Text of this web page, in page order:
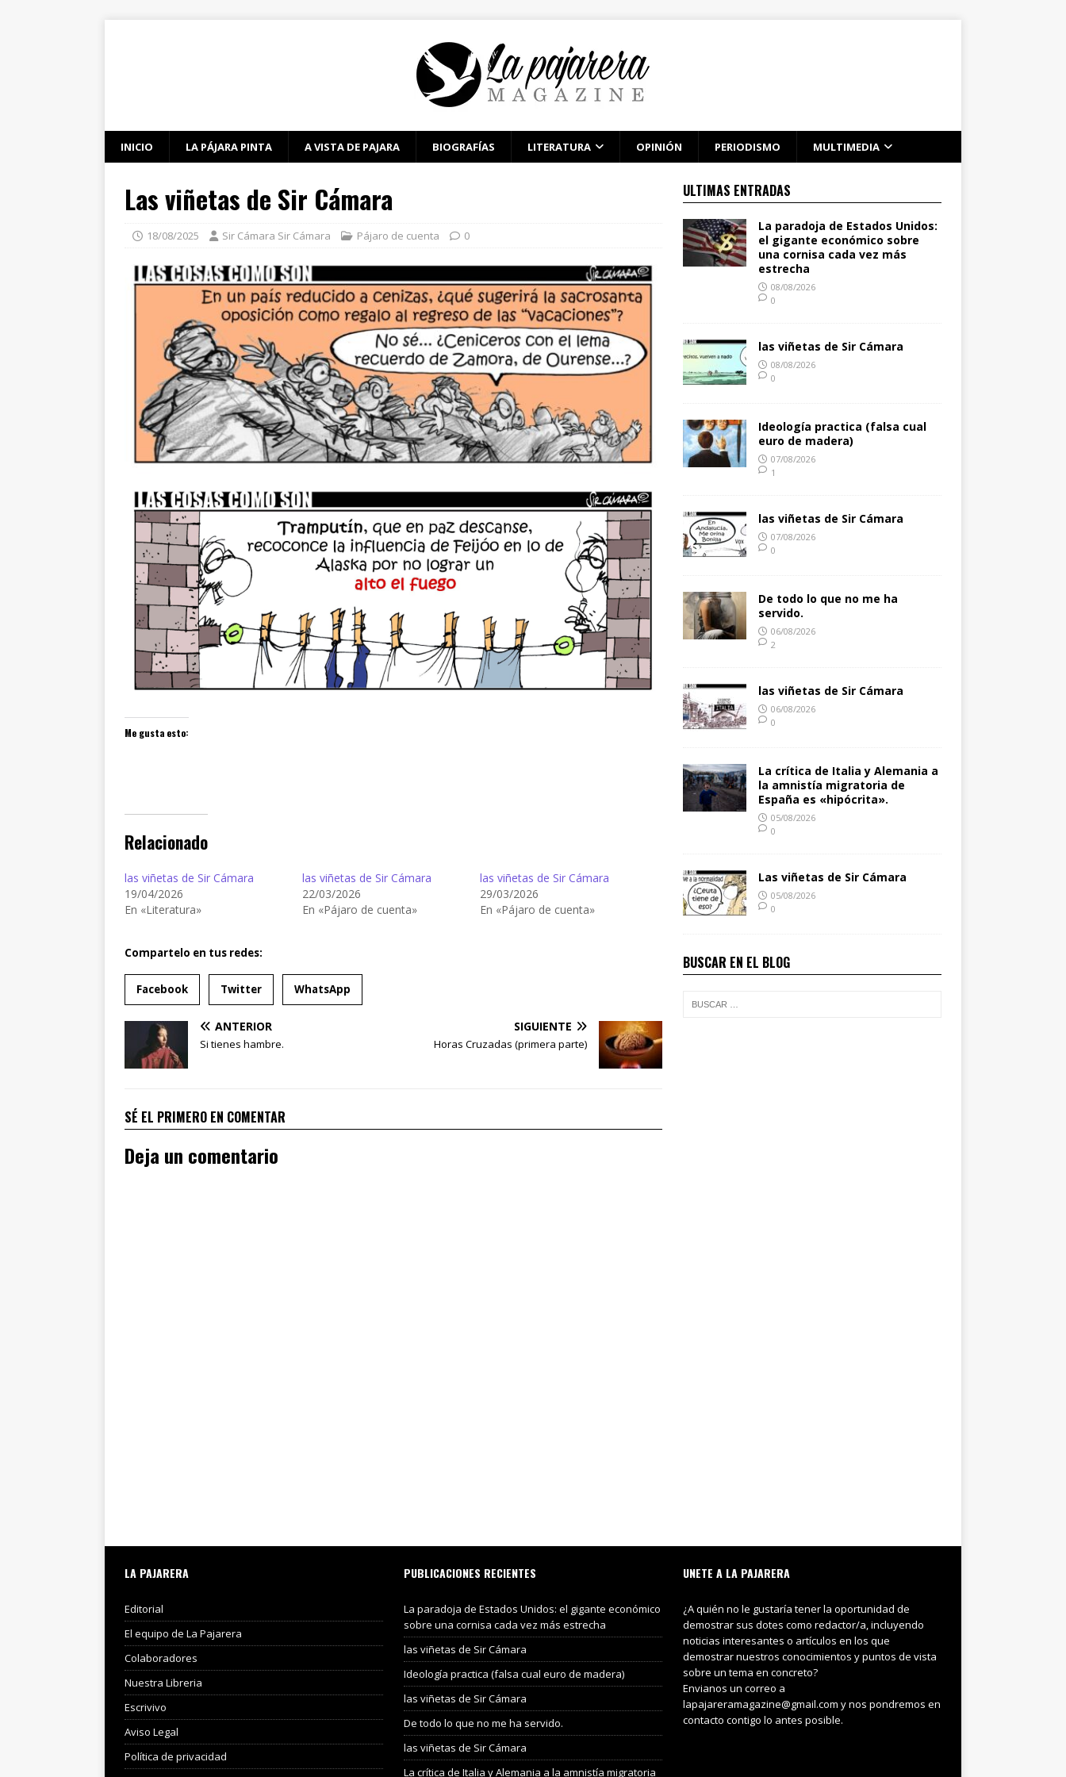
INICIO LA PÁJARA PINTA A VISTA DE PAJARA BIOGRAFÍAS LITERATURA OPINIÓN PERIODISMO MULTIMEDIA
Las viñetas de Sir Cámara
18/08/2025 Sir Cámara Sir Cámara Pájaro de cuenta 0
Me gusta esto:
Relacionado
las viñetas de Sir Cámara
19/04/2026
En «Literatura»
las viñetas de Sir Cámara
22/03/2026
En «Pájaro de cuenta»
las viñetas de Sir Cámara
29/03/2026
En «Pájaro de cuenta»
Compartelo en tus redes:
Facebook Twitter WhatsApp
ANTERIOR
Si tienes hambre.
SIGUIENTE
Horas Cruzadas (primera parte)
SÉ EL PRIMERO EN COMENTAR
Deja un comentario
ULTIMAS ENTRADAS
La paradoja de Estados Unidos:
el gigante económico sobre
una cornisa cada vez más
estrecha
08/08/2026
0
las viñetas de Sir Cámara
08/08/2026
0
Ideología practica (falsa cual
euro de madera)
07/08/2026
1
las viñetas de Sir Cámara
07/08/2026
0
De todo lo que no me ha
servido.
06/08/2026
2
las viñetas de Sir Cámara
06/08/2026
0
La crítica de Italia y Alemania a
la amnistía migratoria de
España es «hipócrita».
05/08/2026
0
Las viñetas de Sir Cámara
05/08/2026
0
BUSCAR EN EL BLOG
LA PAJARERA
Editorial
El equipo de La Pajarera
Colaboradores
Nuestra Libreria
Escrivivo
Aviso Legal
Política de privacidad
PUBLICACIONES RECIENTES
La paradoja de Estados Unidos: el gigante económico
sobre una cornisa cada vez más estrecha
las viñetas de Sir Cámara
Ideología practica (falsa cual euro de madera)
las viñetas de Sir Cámara
De todo lo que no me ha servido.
las viñetas de Sir Cámara
La crítica de Italia y Alemania a la amnistía migratoria
UNETE A LA PAJARERA
¿A quién no le gustaría tener la oportunidad de
demostrar sus dotes como redactor/a, incluyendo
noticias interesantes o artículos en los que
demostrar nuestros conocimientos y puntos de vista
sobre un tema en concreto?
Envianos un correo a
lapajareramagazine@gmail.com y nos pondremos en
contacto contigo lo antes posible.